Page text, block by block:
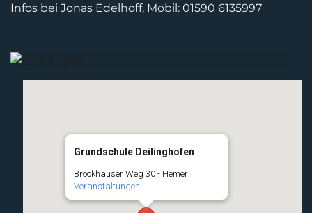
Infos bei Jonas Edelhoff, Mobil: 01590 6135997
Grundschule Deilinghofen
Brockhauser Weg 30 - Hemer
Veranstaltungen